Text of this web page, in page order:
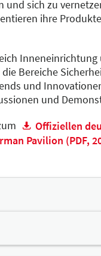
sich zu
ihre
Bereiche
und
und
Offiziellen
Pavilion (PDF,
Vielzahl an